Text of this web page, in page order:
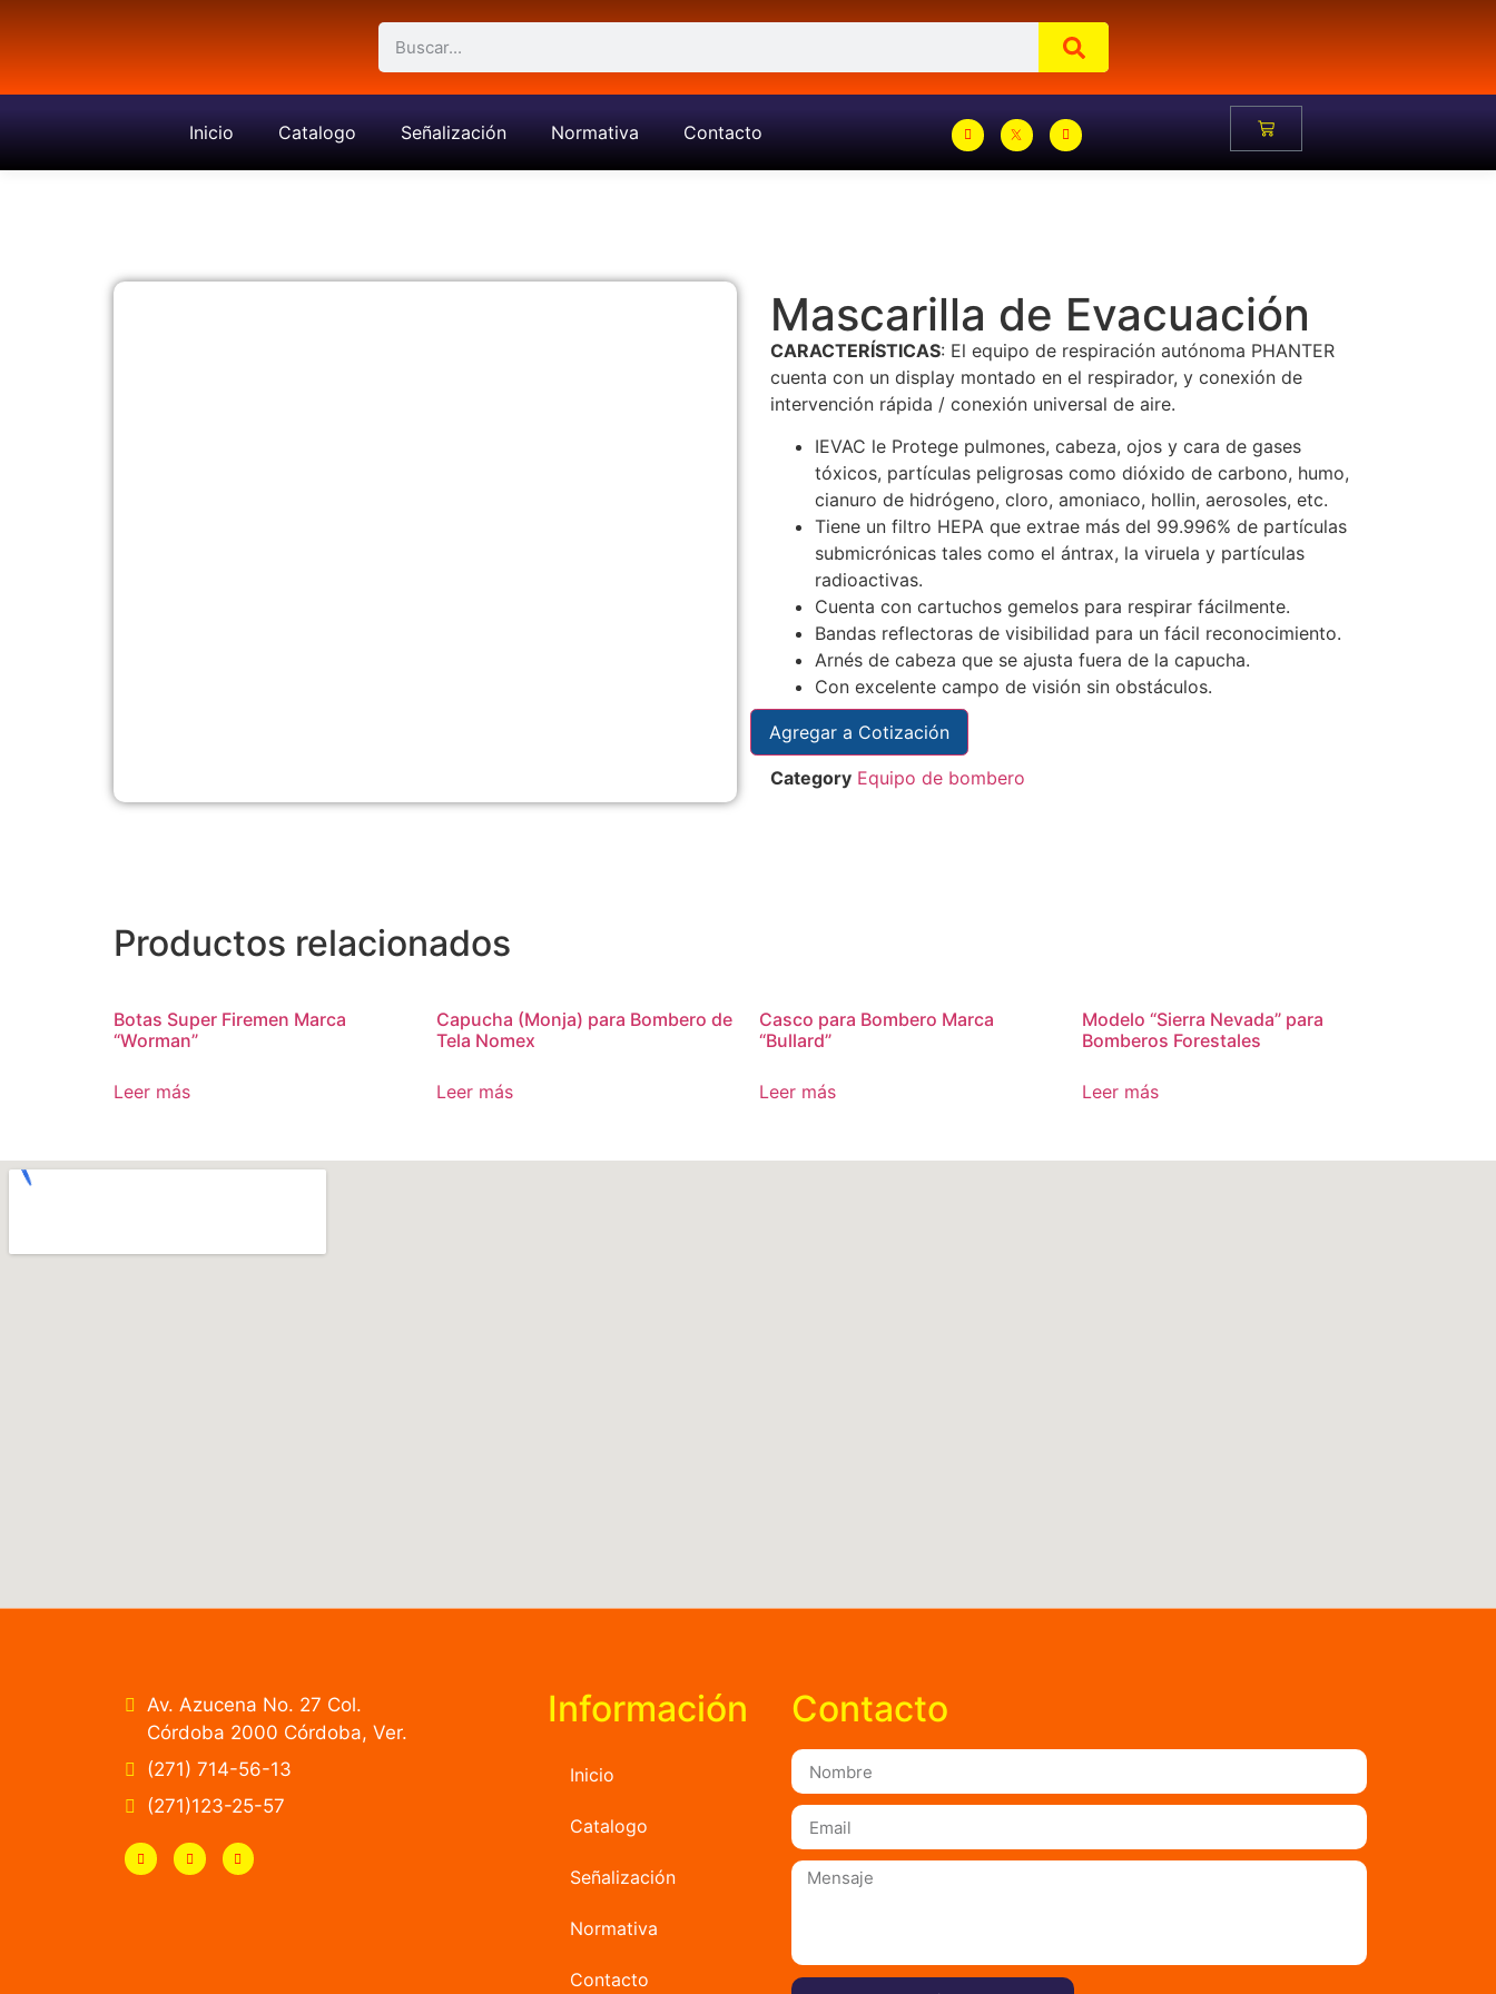
Inicio Catalogo Señalización Normativa Contacto
Mascarilla de Evacuación
CARACTERÍSTICAS: El equipo de respiración autónoma PHANTER
cuenta con un display montado en el respirador, y conexión de
intervención rápida / conexión universal de aire.
IEVAC le Protege pulmones, cabeza, ojos y cara de gases
tóxicos, partículas peligrosas como dióxido de carbono, humo,
cianuro de hidrógeno, cloro, amoniaco, hollin, aerosoles, etc.
Tiene un filtro HEPA que extrae más del 99.996% de partículas
submicrónicas tales como el ántrax, la viruela y partículas
radioactivas.
Cuenta con cartuchos gemelos para respirar fácilmente.
Bandas reflectoras de visibilidad para un fácil reconocimiento.
Arnés de cabeza que se ajusta fuera de la capucha.
Con excelente campo de visión sin obstáculos.
Agregar a Cotización
Category Equipo de bombero
Productos relacionados
Botas Super Firemen Marca
“Worman”
Leer más
Capucha (Monja) para Bombero de
Tela Nomex
Leer más
Casco para Bombero Marca
“Bullard”
Leer más
Modelo “Sierra Nevada” para
Bomberos Forestales
Leer más
Av. Azucena No. 27 Col.
Córdoba 2000 Córdoba, Ver.
(271) 714-56-13
(271)123-25-57
Información
Inicio
Catalogo
Señalización
Normativa
Contacto
Contacto